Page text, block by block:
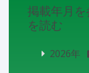
掲載年月
を読む
2026年